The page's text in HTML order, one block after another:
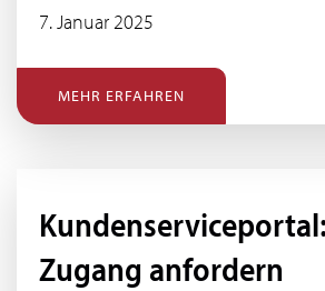
7. Januar 2025
MEHR ERFAHREN
Zugang anfordern